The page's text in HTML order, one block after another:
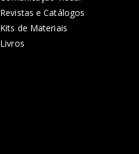
Revistas e Catálogos
Kits de Materiais
Livros